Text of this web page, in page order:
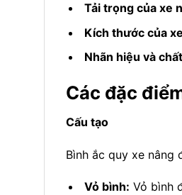
Tải trọng của xe
Kích thước của
Nhãn hiệu và
Các đặc
Cấu tạo
Bình ắc quy xe nâng
Vỏ bình: Vỏ bình